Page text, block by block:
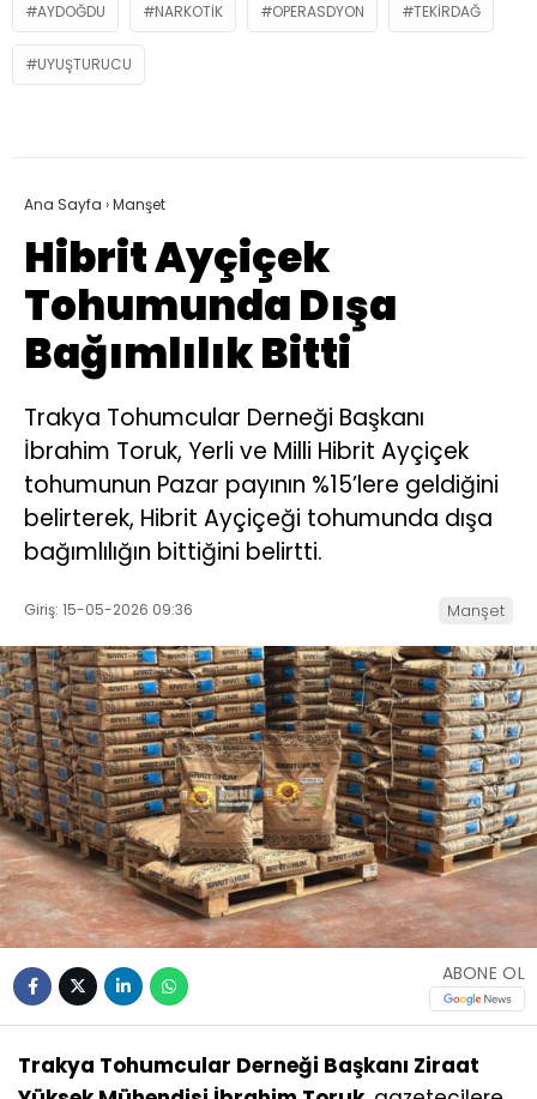
AYDOĞDU NARKOTIK OPERASDYON TEKIRDAĞ
UYUŞTURUCU
Ana Sayfa ›Manşet
Hibrit Ayçiçek
Tohumunda Dışa
Bağımlılık Bitti
Trakya Tohumcular Derneği Başkanı
İbrahim Toruk, Yerli ve Milli Hibrit Ayçiçek
tohumunun Pazar payının %15’lere geldiğini
belirterek, Hibrit Ayçiçeği tohumunda dışa
bağımlılığın bittiğini belirtti.
Giriş: 15-05-2026 09:36 Manşet
ABONE OL
Trakya Tohumcular Derneği Başkanı Ziraat